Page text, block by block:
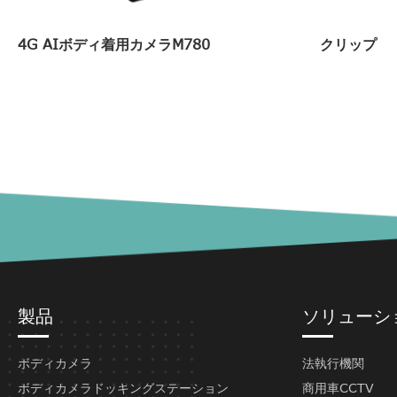
4G AIボディ着用カメラM780 クリップ
製品
ボディカメラ
ボディカメラドッキングステーション
ソリューシ
法執行機関
商用車CCTV